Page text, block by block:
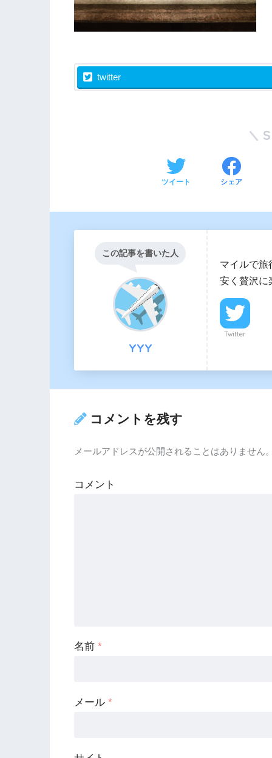
twitter
ツイート シェア
この記事を書いた人
YYY
マイルで旅
安く贅沢に
Twitter
コメントを残す
メールアドレスが公開されることはありません
コメント
名前 *
メール *